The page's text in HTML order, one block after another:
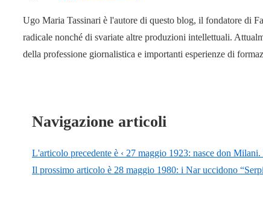
Ugo Maria Tassinari è l'autore di questo blog, il fondatore di
radicale nonché di svariate altre produzioni intellettuali.
della professione giornalistica e importanti esperienze di
Navigazione articoli
L'articolo precedente è ‹ 27 maggio 1923: nasce don
Il prossimo articolo è 28 maggio 1980: i Nar uccidono